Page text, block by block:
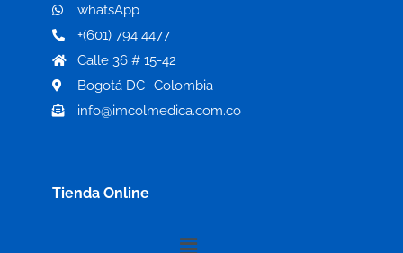
whatsApp
+(601) 794 4477
Calle 36 # 15-42
Bogotá DC- Colombia
info@imcolmedica.com.co
Tienda Online
Menú